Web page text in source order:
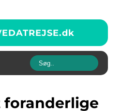
dk